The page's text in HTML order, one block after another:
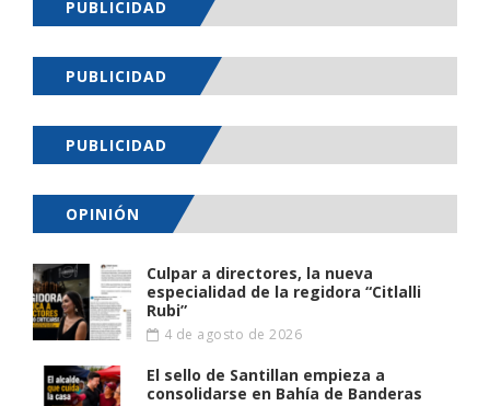
PUBLICIDAD
PUBLICIDAD
PUBLICIDAD
OPINIÓN
Culpar a directores, la nueva
especialidad de la regidora “Citlalli
Rubi”
4 de agosto de 2026
El sello de Santillan empieza a
consolidarse en Bahía de Banderas